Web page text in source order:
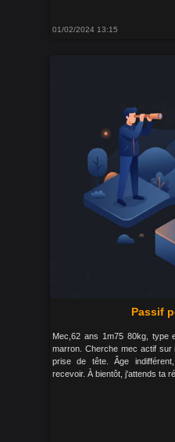
01/02/2024 13:15
Passif
Mec,62 ans 1m75 80kg, type
marron. Cherche mec actif sur
prise de tête. Âge
recevoir. À bientôt, j'attends ta